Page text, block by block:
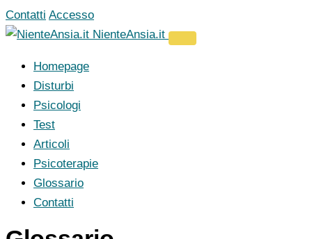
Vai
al
Contatti Accesso
NienteAnsia.it
Homepage
Disturbi
Psicologi
Test
Articoli
Psicoterapie
Glossario
Contatti